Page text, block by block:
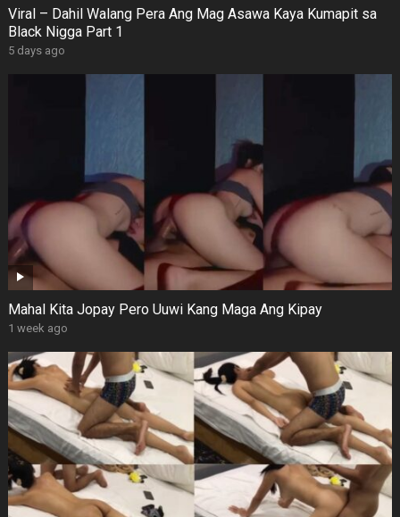
Viral – Dahil Walang Pera Ang Mag Asawa Kaya Kumapit sa
Black Nigga Part 1
5 days ago
Mahal Kita Jopay Pero Uuwi Kang Maga Ang Kipay
1 week ago